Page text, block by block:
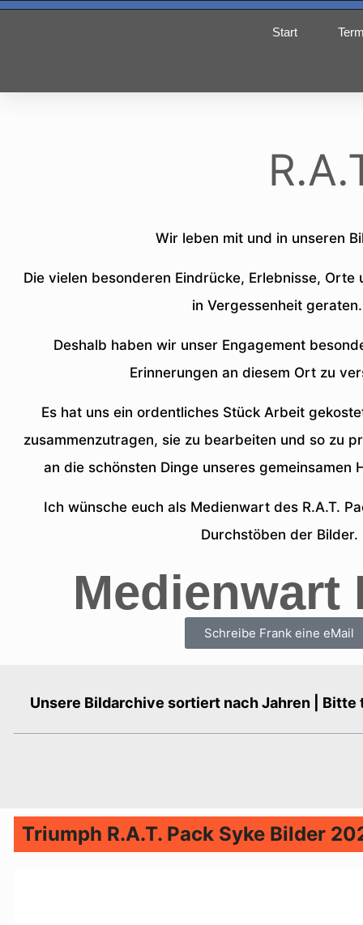
Start
Wir leben mit und in unseren
Die vielen besonderen Eindrücke, Erlebnisse,
in Vergessenheit
Deshalb haben wir unser Engagement
Erinnerungen an diesem Ort zu
Es hat uns ein ordentliches Stück Arbeit
zusammenzutragen, sie zu bearbeiten und so zu
an die schönsten Dinge unseres gemeinsamen
Ich wünsche euch als Medienwart des R.A.T.
Durchstöben der Bilder.
Medienwart
Schreibe Frank eine eMail
Unsere Bildarchive sortiert nach Jahren |
Triumph R.A.T. Pack Syke Bilder